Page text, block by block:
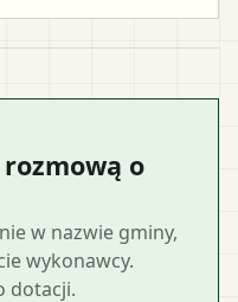
o
w nazwie gminy,
wykonawcy.
dotacji.